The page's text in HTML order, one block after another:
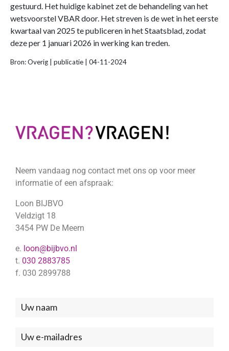
gestuurd. Het huidige kabinet zet de behandeling van het
wetsvoorstel VBAR door. Het streven is de wet in het eerste
kwartaal van 2025 te publiceren in het Staatsblad, zodat
deze per 1 januari 2026 in werking kan treden.
Bron: Overig | publicatie | 04-11-2024
Neem vandaag nog contact met ons op voor meer
informatie of een afspraak:
Loon BIJBVO
Veldzigt 18
3454 PW De Meern
e. loon@bijbvo.nl
t. 030 2883785
f. 030 2899788
Neem
met